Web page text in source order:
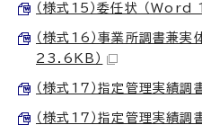
（様式15）委任状 （Word
（様式16）事業所調書兼
23.6KB）
（様式17）指定管理実績
（様式17）指定管理実績